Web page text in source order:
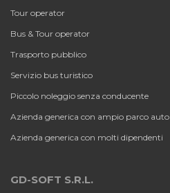
Tour operator
Bus & Tour operator
Trasporto pubblico
Servizio bus turistico
Piccolo noleggio senza conducente
Azienda generica con ampio parco auto
Azienda generica con molti dipendenti
GD-SOFT S.R.L.